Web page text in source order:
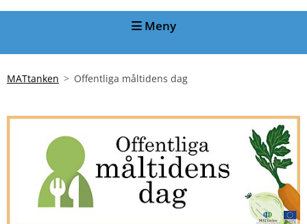
Meny
MATtanken Offentliga måltidens dag